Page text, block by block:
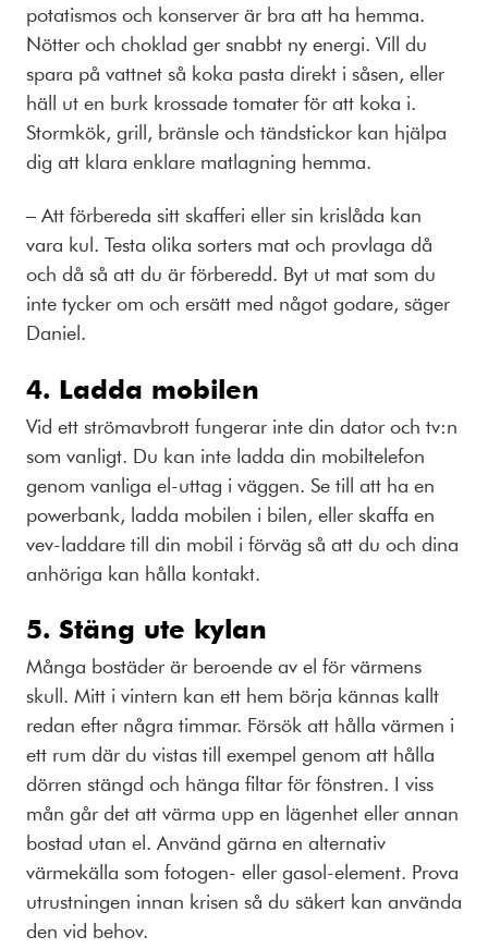
potatismos och konserver är bra att ha hemma.
Nötter och choklad ger snabbt ny energi. Vill du
spara på vattnet så koka pasta direkt i såsen, eller
häll ut en burk krossade tomater för att koka i.
Stormkök, grill, bränsle och tändstickor kan hjälpa
dig att klara enklare matlagning hemma.
– Att förbereda sitt skafferi eller sin krislåda kan
vara kul. Testa olika sorters mat och provlaga då
och då så att du är förberedd. Byt ut mat som du
inte tycker om och ersätt med något godare, säger
Daniel.
4. Ladda mobilen
Vid ett strömavbrott fungerar inte din dator och tv:n
som vanligt. Du kan inte ladda din mobiltelefon
genom vanliga el-uttag i väggen. Se till att ha en
powerbank, ladda mobilen i bilen, eller skaffa en
vev-laddare till din mobil i förväg så att du och dina
anhöriga kan hålla kontakt.
5. Stäng ute kylan
Många bostäder är beroende av el för värmens
skull. Mitt i vintern kan ett hem börja kännas kallt
redan efter några timmar. Försök att hålla värmen i
ett rum där du vistas till exempel genom att hålla
dörren stängd och hänga filtar för fönstren. I viss
mån går det att värma upp en lägenhet eller annan
bostad utan el. Använd gärna en alternativ
värmekälla som fotogen- eller gasol-element. Prova
utrustningen innan krisen så du säkert kan använda
den vid behov.